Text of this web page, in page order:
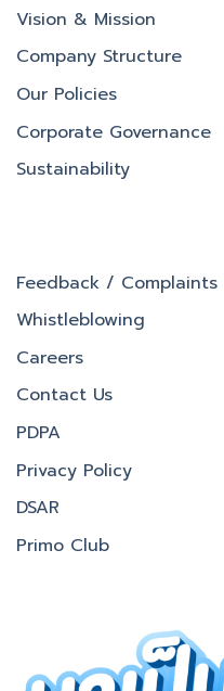
Vision & Mission
Company Structure
Our Policies
Corporate Governance
Sustainability
Feedback / Complaints
Whistleblowing
Careers
Contact Us
PDPA
Privacy Policy
DSAR
Primo Club